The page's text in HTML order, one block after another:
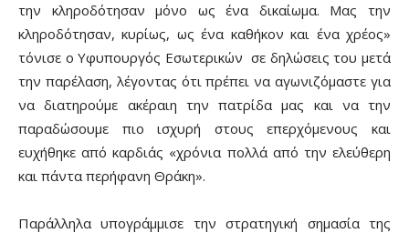
την κληροδότησαν μόνο ως ένα δικαίωμα. Μας την
κληροδότησαν, κυρίως, ως ένα καθήκον και ένα χρέος»
τόνισε ο Υφυπουργός Εσωτερικών σε δηλώσεις του μετά
την παρέλαση, λέγοντας ότι πρέπει να αγωνιζόμαστε για
να διατηρούμε ακέραιη την πατρίδα μας και να την
παραδώσουμε πιο ισχυρή στους επερχόμενους και
ευχήθηκε από καρδιάς «χρόνια πολλά από την ελεύθερη
και πάντα περήφανη Θράκη».
Παράλληλα υπογράμμισε την στρατηγική σημασία της